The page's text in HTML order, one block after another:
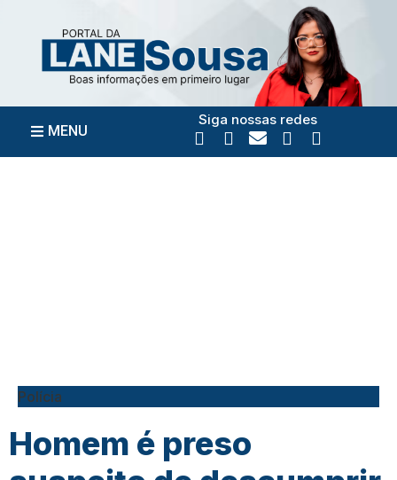
MENU
Siga nossas redes
Polícia
Homem é preso